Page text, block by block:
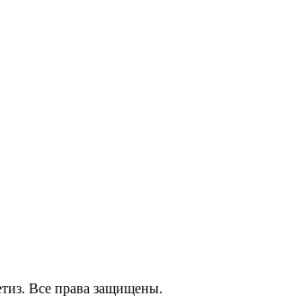
Все права защищены.